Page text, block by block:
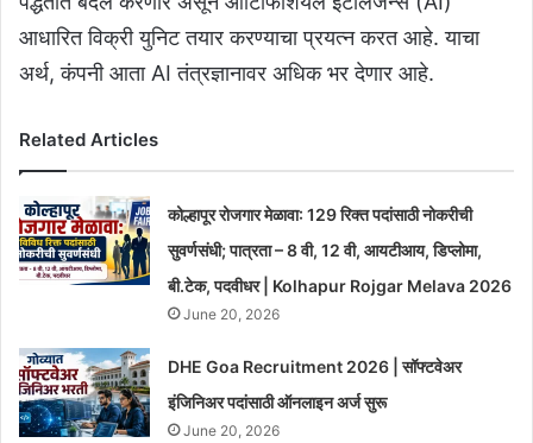
आधारित विक्री युनिट तयार करण्याचा प्रयत्न करत आहे. याचा
अर्थ, कंपनी आता AI तंत्रज्ञानावर अधिक भर देणार आहे.
Related Articles
कोल्हापूर रोजगार मेळावा: 129 रिक्त पदांसाठी नोकरीची
सुवर्णसंधी; पात्रता – 8 वी, 12 वी, आयटीआय, डिप्लोमा,
बी.टेक, पदवीधर | Kolhapur Rojgar Melava 2026
June 20, 2026
DHE Goa Recruitment 2026 | सॉफ्टवेअर
इंजिनिअर पदांसाठी ऑनलाइन अर्ज सुरू
June 20, 2026